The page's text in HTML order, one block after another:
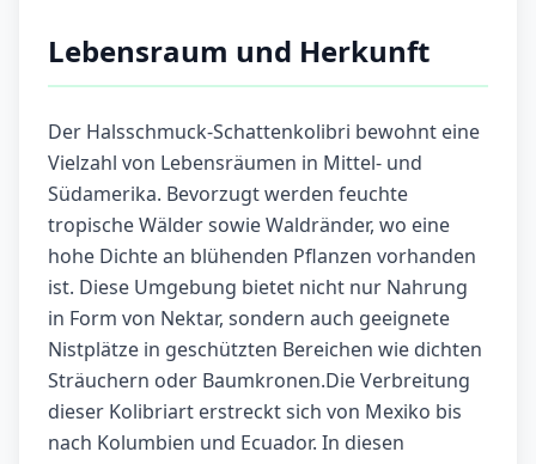
Lebensraum und Herkunft
Der Halsschmuck-Schattenkolibri bewohnt eine
Vielzahl von Lebensräumen in Mittel- und
Südamerika. Bevorzugt werden feuchte
tropische Wälder sowie Waldränder, wo eine
hohe Dichte an blühenden Pflanzen vorhanden
ist. Diese Umgebung bietet nicht nur Nahrung
in Form von Nektar, sondern auch geeignete
Nistplätze in geschützten Bereichen wie dichten
Sträuchern oder Baumkronen.Die Verbreitung
dieser Kolibriart erstreckt sich von Mexiko bis
nach Kolumbien und Ecuador. In diesen